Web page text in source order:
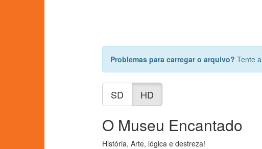
Problemas para carregar o arquivo? Tente a
SD HD
O Museu Encantado
História, Arte, lógica e destreza!